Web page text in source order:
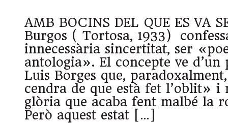
AMB BOCINS DEL QUE ES VA
Burgos ( Tortosa, 1933)
innecessària sincertitat, ser
antologia». El concepte ve d’un
Luis Borges que,
cendra de que està fet l’oblit» i
glòria que acaba fent malbé la
Però aquest estat […]